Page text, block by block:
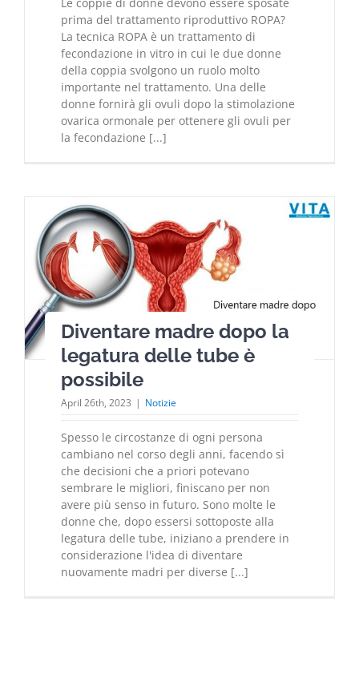
prima del trattamento riproduttivo ROPA?
La tecnica ROPA è un trattamento di
fecondazione in vitro in cui le due donne
della coppia svolgono un ruolo molto
importante nel trattamento. Una delle
donne fornirà gli ovuli dopo la stimolazione
ovarica ormonale per ottenere gli ovuli per
la fecondazione [...]
Diventare madre dopo la
legatura delle tube è
possibile
April 26th, 2023 | Notizie
Spesso le circostanze di ogni persona
cambiano nel corso degli anni, facendo sì
che decisioni che a priori potevano
sembrare le migliori, finiscano per non
avere più senso in futuro. Sono molte le
donne che, dopo essersi sottoposte alla
legatura delle tube, iniziano a prendere in
considerazione l'idea di diventare
nuovamente madri per diverse [...]